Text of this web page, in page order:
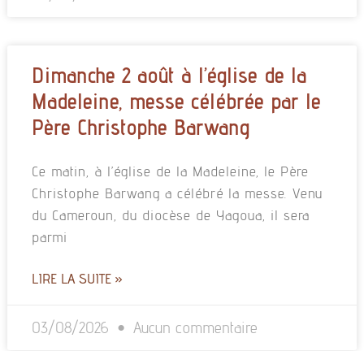
Dimanche 2 août à l’église de la
Madeleine, messe célébrée par le
Père Christophe Barwang
Ce matin, à l’église de la Madeleine, le Père
Christophe Barwang a célébré la messe. Venu
du Cameroun, du diocèse de Yagoua, il sera
parmi
LIRE LA SUITE »
03/08/2026 Aucun commentaire